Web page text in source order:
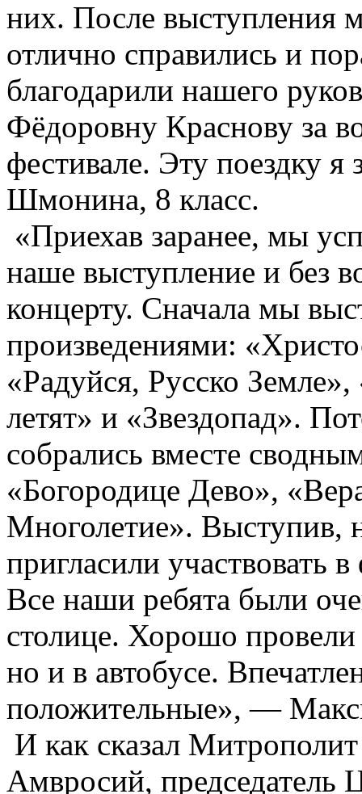
них. После выступления
отлично справились и
благодарили нашего
Фёдоровну Краснову за
фестивале. Эту поездку
Шмонина, 8 класс.
«Приехав заранее, мы
наше выступление и без
концерту. Сначала мы
произведениями:
«Радуйся, Русско
летят» и «Звездопад».
собрались вместе
«Богородице Дево»,
Многолетие». Выступив,
пригласили участвовать
Все наши ребята были
столице. Хорошо провели
но и в автобусе.
положительные», —
И как сказал
Амвросий, председатель